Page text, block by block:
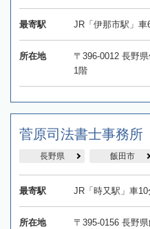
最寄駅 JR「伊那市駅」車
所在地
〒396-0012 長野
1階
菅原司法書士事務所
長野県 飯田市
最寄駅 JR「時又駅」車10
所在地 〒395-0156 長野